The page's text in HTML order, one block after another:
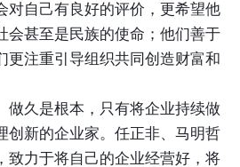
对自己有良好的评价，更希望他
会甚至是民族的使命；他们善于
更注重引导组织共同创造财富和
做久是根本，只有将企业持续做
创新的企业家。任正非、马明哲
致力于将自己的企业经营好，将